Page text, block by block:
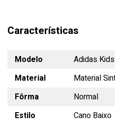
Características
Modelo
Adidas Kids
Material
Material
Fôrma
Normal
Estilo
Cano Baixo